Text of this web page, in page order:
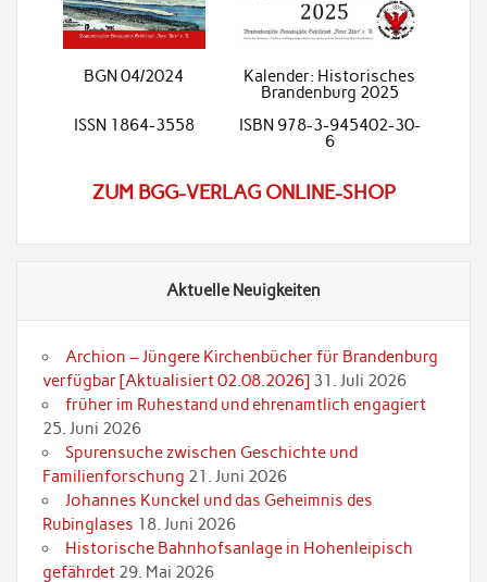
BGN 04/2024
Kalender: Historisches
Brandenburg 2025
ISSN 1864-3558
ISBN 978-3-945402-30-
6
ZUM BGG-VERLAG ONLINE-SHOP
Aktuelle Neuigkeiten
Archion – Jüngere Kirchenbücher für Brandenburg
verfügbar [Aktualisiert 02.08.2026] 31. Juli 2026
früher im Ruhestand und ehrenamtlich engagiert
25. Juni 2026
Spurensuche zwischen Geschichte und
Familienforschung 21. Juni 2026
Johannes Kunckel und das Geheimnis des
Rubinglases 18. Juni 2026
Historische Bahnhofsanlage in Hohenleipisch
gefährdet 29. Mai 2026